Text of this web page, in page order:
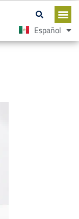
Español
English